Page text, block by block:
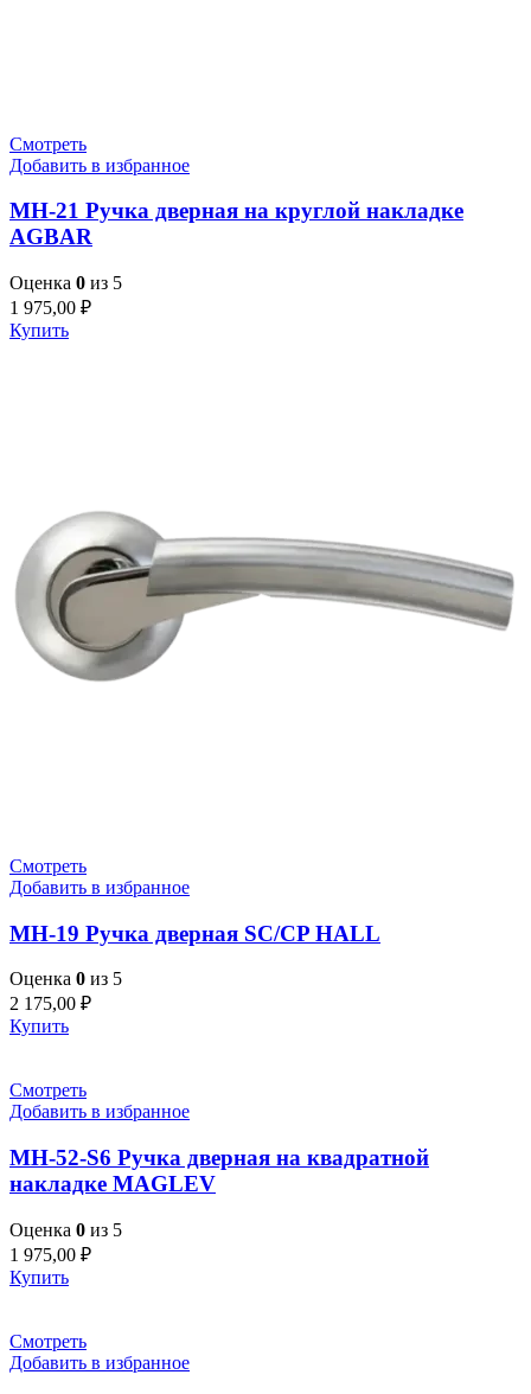
Смотреть
Добавить в избранное
MH-21 Ручка дверная на круглой накладке
AGBAR
Оценка 0 из 5
1 975,00 ₽
Купить
Смотреть
Добавить в избранное
MH-19 Ручка дверная SC/CP HALL
Оценка 0 из 5
2 175,00 ₽
Купить
Смотреть
Добавить в избранное
MH-52-S6 Ручка дверная на квадратной
накладке MAGLEV
Оценка 0 из 5
1 975,00 ₽
Купить
Смотреть
Добавить в избранное